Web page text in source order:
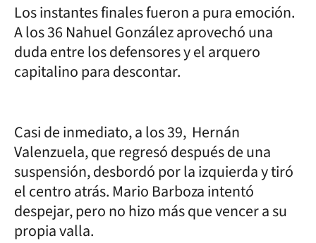
Los instantes finales fueron a pura emoción.
A los 36 Nahuel González aprovechó una
duda entre los defensores y el arquero
capitalino para descontar.
Casi de inmediato, a los 39, Hernán
Valenzuela, que regresó después de una
suspensión, desbordó por la izquierda y tiró
el centro atrás. Mario Barboza intentó
despejar, pero no hizo más que vencer a su
propia valla.